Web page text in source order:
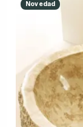
Novedad